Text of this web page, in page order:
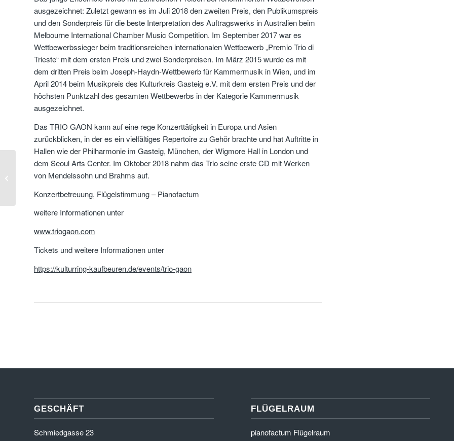
ausgezeichnet: Zuletzt gewann es im Juli 2018 den zweiten Preis, den Publikumspreis
und den Sonderpreis für die beste Interpretation des Auftragswerks in Australien beim
Melbourne International Chamber Music Competition. Im September 2017 war es
Wettbewerbssieger beim traditionsreichen internationalen Wettbewerb „Premio Trio di
Trieste“ mit dem ersten Preis und zwei Sonderpreisen. Im März 2015 wurde es mit
dem dritten Preis beim Joseph-Haydn-Wettbewerb für Kammermusik in Wien, und im
April 2014 beim Musikpreis des Kulturkreis Gasteig e.V. mit dem ersten Preis und der
höchsten Punktzahl des gesamten Wettbewerbs in der Kategorie Kammermusik
ausgezeichnet.
Das TRIO GAON kann auf eine rege Konzerttätigkeit in Europa und Asien
zurückblicken, in der es ein vielfältiges Repertoire zu Gehör brachte und hat Auftritte in
Hallen wie der Philharmonie im Gasteig, München, der Wigmore Hall in London und
dem Seoul Arts Center. Im Oktober 2018 nahm das Trio seine erste CD mit Werken
von Mendelssohn und Brahms auf.
Konzertbetreuung, Flügelstimmung – Pianofactum
weitere Informationen unter
www.triogaon.com
Tickets und weitere Informationen unter
https://kulturring-kaufbeuren.de/events/trio-gaon
GESCHÄFT
Schmiedgasse 23
FLÜGELRAUM
pianofactum Flügelraum
Aglaya Zinchenko – Skrjabin &